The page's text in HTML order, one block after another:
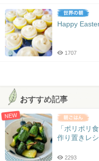
Happy
1707
おすすめ記事
NEW
「ポリポリ
作り置きレ
2293